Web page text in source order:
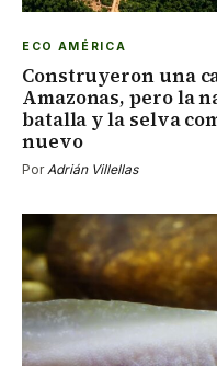
ECO AMÉRICA
Construyeron una
Amazonas, pero la
batalla y la selva
nuevo
PorAdrián Villellas